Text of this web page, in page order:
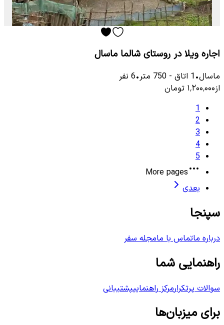
اجاره ویلا در روستای شالما ماسال
ماسال•
1 اتاق -
750 متر•
6 نفر
از۱٬۲۰۰٬۰۰۰ تومان
1
2
3
4
5
More pages
بعدی
سپنجا
درباره ماتماس با مامجله سفر
راهنمایی شما
سوالات پرتکرارمرکز راهنماییپشتیبانی
برای میزبان‌ها